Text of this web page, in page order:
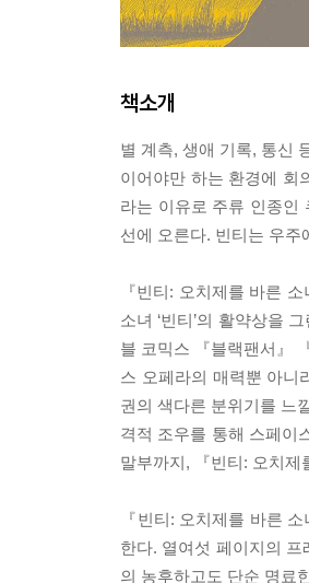
책소개
별 계측, 생애 기록, 통신
이어야만 하는 환경에 회
라는 이유로 주류 인종인
선에 오른다. 빈티는 우
『빈티: 오치제를 바른
소녀 ‘빈티’의 활약상을
블 코믹스 『블랙팬서』
스 오페라의 매력뿐 아니
권의 색다른 분위기를 느
격적 조우를 통해 스페이
말부까지, 『빈티: 오치
『빈티: 오치제를 바른
한다. 열여섯 페이지의
의 농후하고도 단순 명료